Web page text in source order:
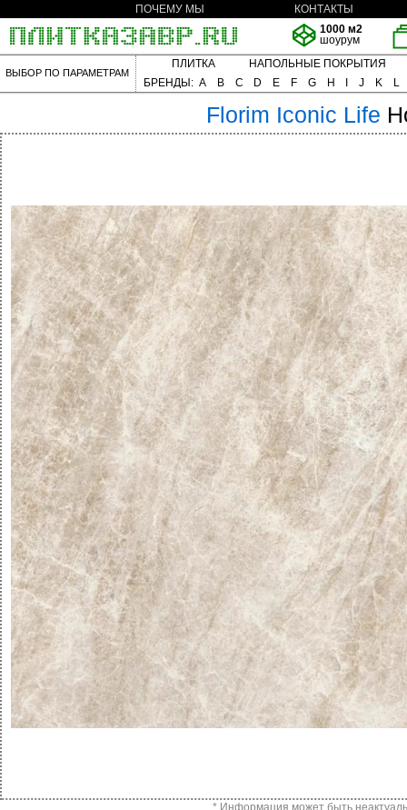
ПОЧЕМУ МЫ
КОНТАКТЫ
1000 м2
шоурум
ВЫБОР ПО ПАРАМЕТРАМ
ПЛИТКА
НАПОЛЬНЫЕ ПОКРЫТИЯ
БРЕНДЫ: A B C D E F G H J K L
Florim Iconic Life
* Информация может быть